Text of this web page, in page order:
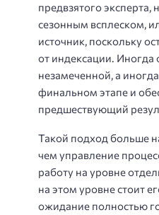
предвзятого
сезонным всплеском,
источник, поскольку
от индексации.
незамеченной, а
финальном этапе и
предшествующий
Такой подход больше
чем управление
работу на уровне
на этом уровне стоит
ожидание полностью